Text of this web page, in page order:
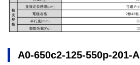
A0-650c2-125-550p-201-A